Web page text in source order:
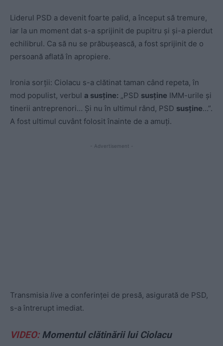
Liderul PSD a devenit foarte palid, a început să tremure,
iar la un moment dat s-a sprijinit de pupitru și și-a pierdut
echilibrul. Ca să nu se prăbușească, a fost sprijinit de o
persoană aflată în apropiere.
Ironia sorții: Ciolacu s-a clătinat taman când repeta, în
mod populist, verbul a susține: „PSD susține IMM-urile și
tinerii antreprenori… Și nu în ultimul rând, PSD susține…”.
A fost ultimul cuvânt folosit înainte de a amuți.
- Advertisement -
Transmisia live a conferinței de presă, asigurată de PSD,
s-a întrerupt imediat.
VIDEO:Momentul clătinării lui Ciolacu